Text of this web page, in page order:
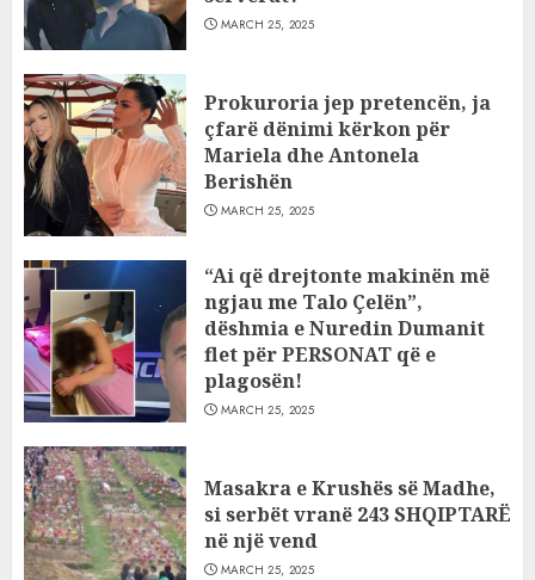
MARCH 25, 2025
Prokuroria jep pretencën, ja
çfarë dënimi kërkon për
Mariela dhe Antonela
Berishën
MARCH 25, 2025
“Ai që drejtonte makinën më
ngjau me Talo Çelën”,
dëshmia e Nuredin Dumanit
flet për PERSONAT që e
plagosën!
MARCH 25, 2025
Masakra e Krushës së Madhe,
si serbët vranë 243 SHQIPTARË
në një vend
MARCH 25, 2025